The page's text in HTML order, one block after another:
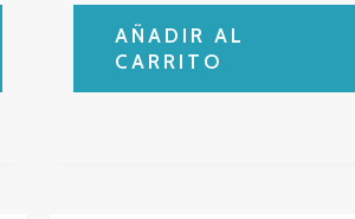
AÑADIR AL
CARRITO